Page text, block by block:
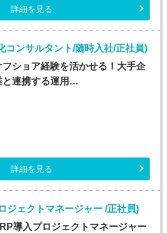
詳細を見る
コンサルタント/随時入社/正社員)
フショア経験を活かせる！大手企
と連携する運用…
詳細を見る
ジェクトマネージャー /正社員)
導入プロジェクトマネージャー